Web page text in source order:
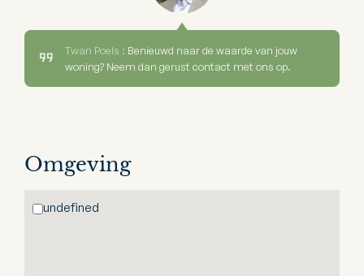
Twan Poels : Benieuwd naar de waarde van jouw
woning? Neem dan gerust contact met ons op.
Omgeving
undefined